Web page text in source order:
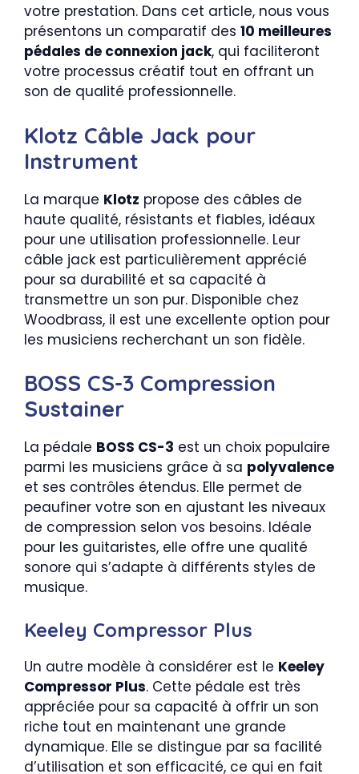
votre prestation. Dans cet article, nous vous
présentons un comparatif des 10 meilleures
pédales de connexion jack, qui faciliteront
votre processus créatif tout en offrant un
son de qualité professionnelle.
Klotz Câble Jack pour
Instrument
La marque Klotz propose des câbles de
haute qualité, résistants et fiables, idéaux
pour une utilisation professionnelle. Leur
câble jack est particulièrement apprécié
pour sa durabilité et sa capacité à
transmettre un son pur. Disponible chez
Woodbrass, il est une excellente option pour
les musiciens recherchant un son fidèle.
BOSS CS-3 Compression
Sustainer
La pédale BOSS CS-3 est un choix populaire
parmi les musiciens grâce à sa polyvalence
et ses contrôles étendus. Elle permet de
peaufiner votre son en ajustant les niveaux
de compression selon vos besoins. Idéale
pour les guitaristes, elle offre une qualité
sonore qui s’adapte à différents styles de
musique.
Keeley Compressor Plus
Un autre modèle à considérer est le Keeley
Compressor Plus. Cette pédale est très
appréciée pour sa capacité à offrir un son
riche tout en maintenant une grande
dynamique. Elle se distingue par sa facilité
d’utilisation et son efficacité, ce qui en fait